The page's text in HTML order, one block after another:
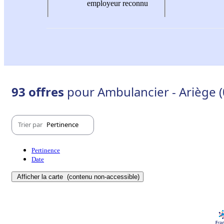
employeur reconnu
93 offres pour Ambulancier - Ariège
Trier par Pertinence
Pertinence
Date
Afficher la carte (contenu non-accessible)